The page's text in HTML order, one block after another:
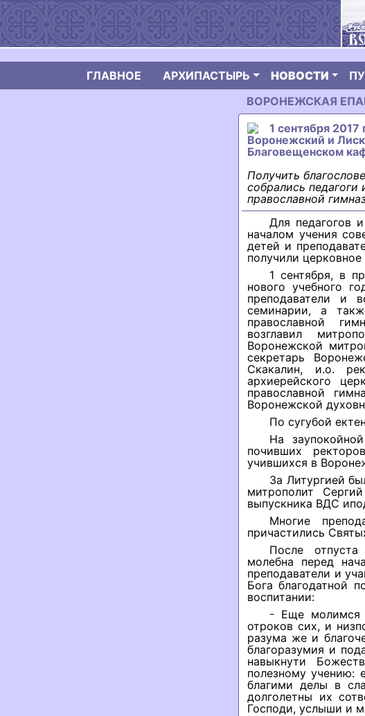
ГЛАВНОЕ АРХИПАСТЫРЬ НОВОСТИ
ВОРОНЕЖСКАЯ
1 сентября 2017
Воронежский и
Благовещенском
Получить
собрались
православной
Для педагогов
началом учения
детей и
получили
1 сентября, в
нового учебного
преподаватели и
семинарии, а
православной
возглавил
Воронежской
секретарь
Скакалин, и.о.
архиерейского
православной
Воронежской
По сугубой
На
почивших
учившихся в
За Литургией
митрополит
выпускника ВДС
Многие
причастились
После
молебна перед
преподаватели и
Бога благодатной
воспитании:
- Еще молимся
отроков сих, и
разума же и
благоразумия и
навыкнути
полезному учению:
благими делы в
долголетны их
Господи, услыши и